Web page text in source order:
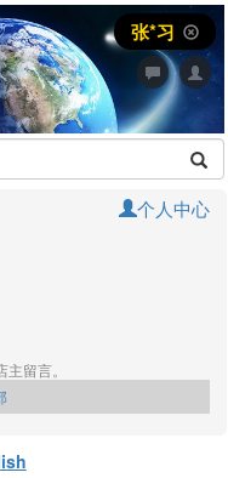
张*习
个人中心
留言。